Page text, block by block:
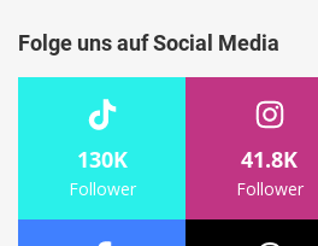
Folge uns auf Social Media
130K
Follower
41.8K
Follower